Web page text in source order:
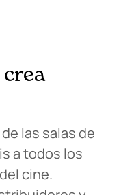
las salas de
a todos los
cine.